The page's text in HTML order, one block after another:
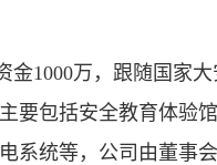
1000万，跟随国家大
要包括安全教育体验
系统等，公司由董事